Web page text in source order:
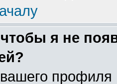
я не
вашего